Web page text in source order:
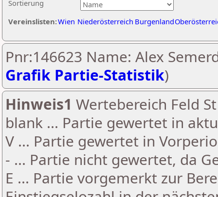
Sortierung
Vereinslisten:Wien Niederösterreich Burgenland
Pnr:146623 Name: Alex
Grafik Partie-Statistik)
Hinweis1 Wertebereich Feld
blank ... Partie gewertet in
V ... Partie gewertet in
- ... Partie nicht gewertet, da
E ... Partie vorgemerkt zur